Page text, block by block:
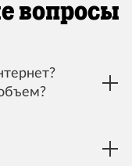
вопросы